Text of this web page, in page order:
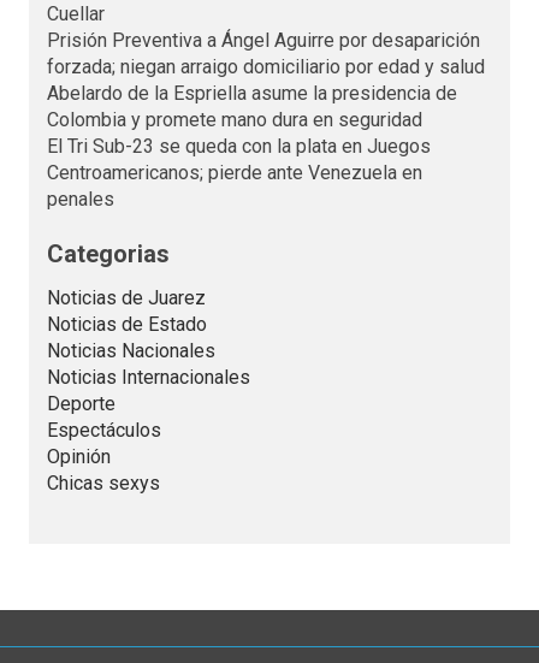
Cuellar
Prisión Preventiva a Ángel Aguirre por desaparición
forzada; niegan arraigo domiciliario por edad y salud
Abelardo de la Espriella asume la presidencia de
Colombia y promete mano dura en seguridad
El Tri Sub-23 se queda con la plata en Juegos
Centroamericanos; pierde ante Venezuela en
penales
Categorias
Noticias de Juarez
Noticias de Estado
Noticias Nacionales
Noticias Internacionales
Deporte
Espectáculos
Opinión
Chicas sexys